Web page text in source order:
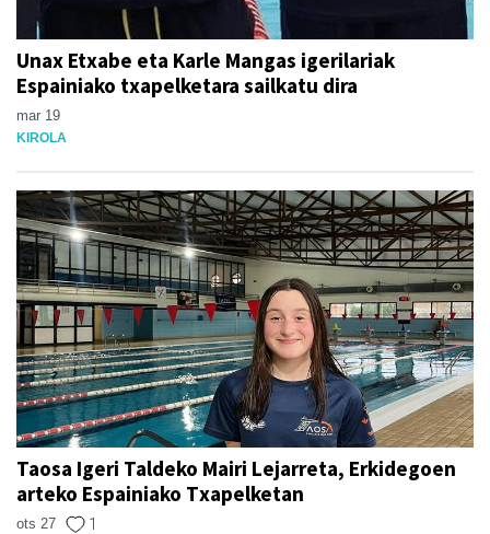
Unax Etxabe eta Karle Mangas igerilariak
Espainiako txapelketara sailkatu dira
mar 19
KIROLA
Taosa Igeri Taldeko Mairi Lejarreta, Erkidegoen
arteko Espainiako Txapelketan
ots 27 1